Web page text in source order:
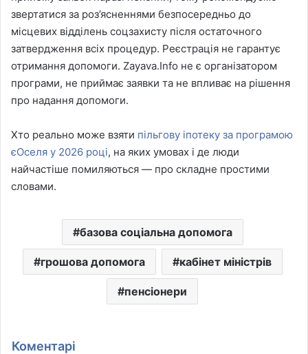
звертатися за роз’ясненнями безпосередньо до
місцевих відділень соцзахисту після остаточного
затвердження всіх процедур. Реєстрація не гарантує
отримання допомоги. Zayava.Info не є організатором
програми, не приймає заявки та не впливає на рішення
про надання допомоги.
Хто реально може взяти пільгову іпотеку за програмою
єОселя у 2026 році, на яких умовах і де люди
найчастіше помиляються — про складне простими
словами.
базова соціальна допомога
грошова допомога кабінет міністрів
пенсіонери
Коментарі